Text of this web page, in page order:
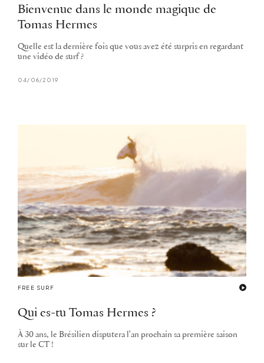
Bienvenue dans le monde magique de
Tomas Hermes
Quelle est la dernière fois que vous avez été surpris en regardant
une vidéo de surf ?
04/06/2019
FREE SURF
Qui es-tu Tomas Hermes ?
À 30 ans, le Brésilien disputera l'an prochain sa première saison
sur le CT !